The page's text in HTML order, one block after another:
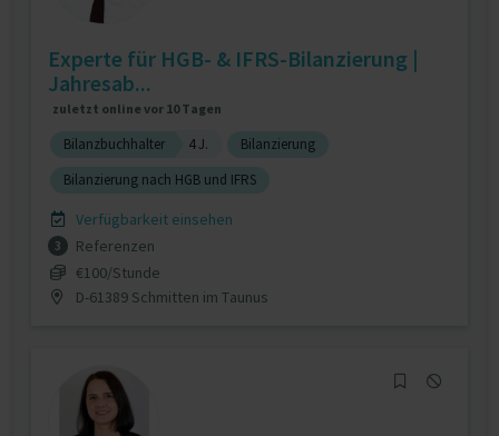
Experte für HGB- & IFRS-Bilanzierung |
Jahresab...
zuletzt online vor 10 Tagen
Bilanzbuchhalter 4 J.
Bilanzierung
Bilanzierung nach HGB und IFRS
Verfügbarkeit einsehen
3
Referenzen
€100/Stunde
D-61389 Schmitten im Taunus